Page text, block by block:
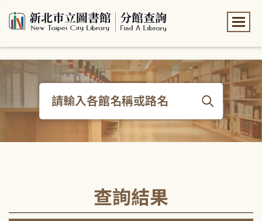
查詢結果